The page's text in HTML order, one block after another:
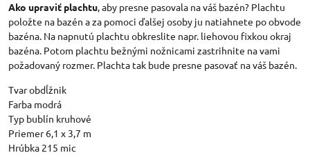
Ako upraviť plachtu, aby presne pasovala na váš bazén? Plachtu
položte na bazén a za pomoci ďalšej osoby ju natiahnete po obvode
bazéna. Na napnutú plachtu obkreslite napr. liehovou fixkou okraj
bazéna. Potom plachtu bežnými nožnicami zastrihnite na vami
požadovaný rozmer. Plachta tak bude presne pasovať na váš bazén.
Tvar obdĺžnik
Farba modrá
Typ bublín kruhové
Priemer 6,1 x 3,7 m
Hrúbka 215 mic